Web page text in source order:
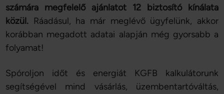
számára megfelelő ajánlatot 12 biztosító kínálata
közül. Ráadásul, ha már meglévő ügyfelünk, akkor
korábban megadott adatai alapján még gyorsabb a
folyamat!
Spóroljon időt és energiát KGFB kalkulátorunk
segítségével mind vásárlás, üzembentartóváltás,